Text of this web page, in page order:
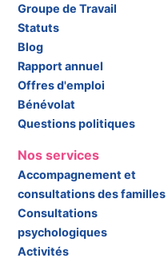
Groupe de Travail
Statuts
Blog
Rapport annuel
Offres d'emploi
Bénévolat
Questions politiques
Nos services
Accompagnement et
consultations des familles
Consultations
psychologiques
Activités